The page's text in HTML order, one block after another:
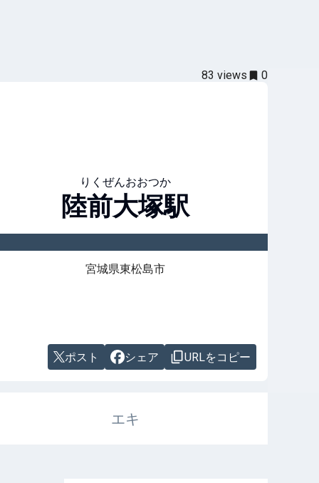
83 views 0
りくぜんおおつか
陸前大塚駅
宮城県東松島市
ポスト シェア URLをコピー
エキ